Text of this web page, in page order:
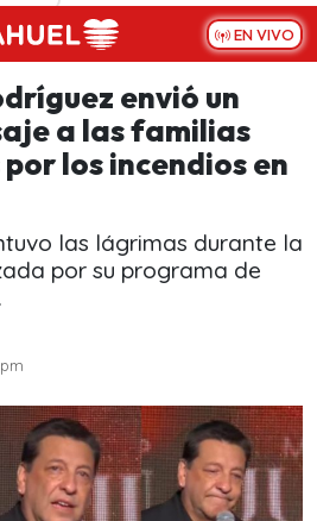
EN VIVO
envió un
a las familias
los incendios en
las lágrimas durante la
por su programa de